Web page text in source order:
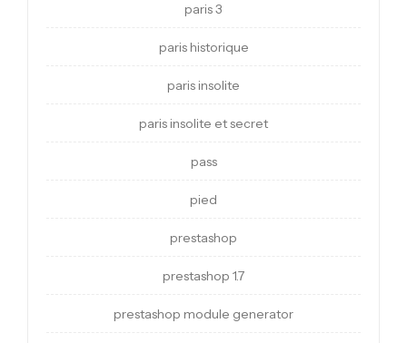
paris 3
paris historique
paris insolite
paris insolite et secret
pass
pied
prestashop
prestashop 1.7
prestashop module generator